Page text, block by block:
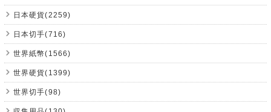
日本硬貨(2259)
日本切手(716)
世界紙幣(1566)
世界硬貨(1399)
世界切手(98)